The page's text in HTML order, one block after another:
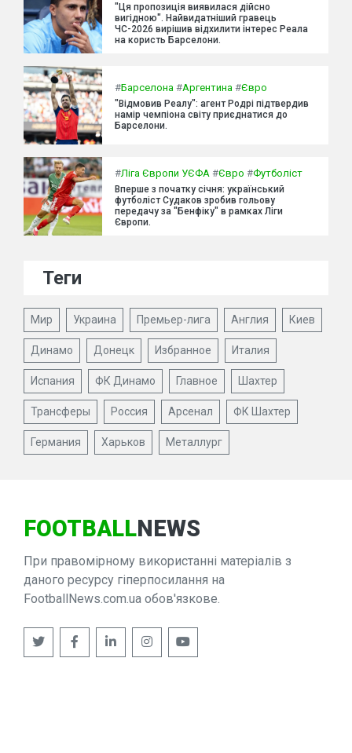
"Ця пропозиція виявилася дійсно
вигідною". Найвидатніший гравець
ЧС-2026 вирішив відхилити інтерес Реала
на користь Барселони.
#Барселона #Аргентина #Євро
"Відмовив Реалу": агент Родрі підтвердив
намір чемпіона світу приєднатися до
Барселони.
#Ліга Європи УЄФА #Євро #Футболіст
Вперше з початку січня: український
футболіст Судаков зробив гольову
передачу за "Бенфіку" в рамках Ліги
Європи.
Теги
Мир Украина Премьер-лига Англия Киев
Динамо Донецк Избранное Италия
Испания ФК Динамо Главное Шахтер
Трансферы Россия Арсенал ФК Шахтер
Германия Харьков Металлург
FOOTBALLNEWS
При правомірному використанні матеріалів з
даного ресурсу гіперпосилання на
FootballNews.com.ua обов'язкове.